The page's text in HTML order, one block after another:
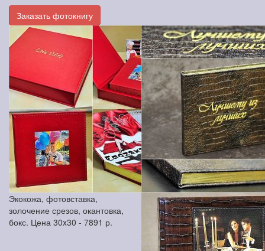
Заказать фотокнигу
Экокожа, фотовставка,
золочение срезов, окантовка,
бокс. Цена 30x30 - 7891 р.